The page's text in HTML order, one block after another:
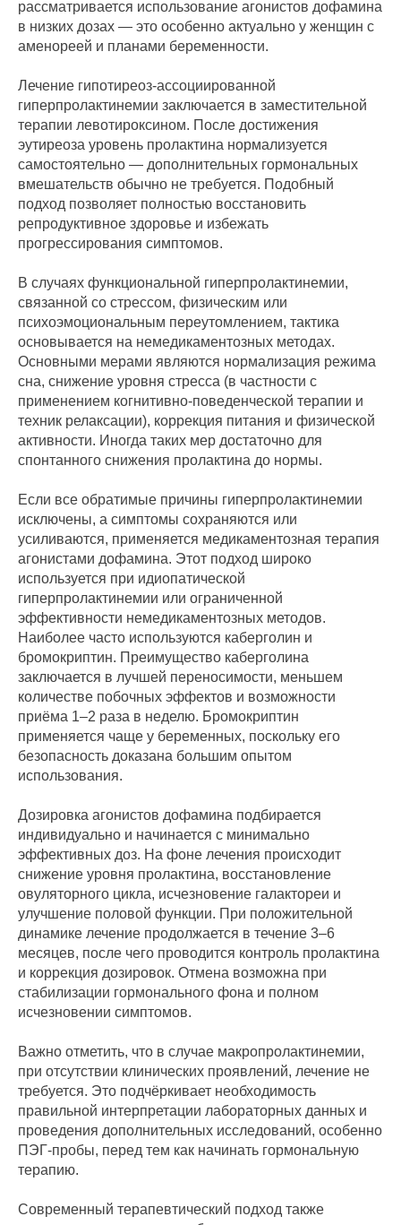
рассматривается использование агонистов дофамина
в низких дозах — это особенно актуально у женщин с
аменореей и планами беременности.
Лечение гипотиреоз-ассоциированной
гиперпролактинемии заключается в заместительной
терапии левотироксином. После достижения
эутиреоза уровень пролактина нормализуется
самостоятельно — дополнительных гормональных
вмешательств обычно не требуется. Подобный
подход позволяет полностью восстановить
репродуктивное здоровье и избежать
прогрессирования симптомов.
В случаях функциональной гиперпролактинемии,
связанной со стрессом, физическим или
психоэмоциональным переутомлением, тактика
основывается на немедикаментозных методах.
Основными мерами являются нормализация режима
сна, снижение уровня стресса (в частности с
применением когнитивно-поведенческой терапии и
техник релаксации), коррекция питания и физической
активности. Иногда таких мер достаточно для
спонтанного снижения пролактина до нормы.
Если все обратимые причины гиперпролактинемии
исключены, а симптомы сохраняются или
усиливаются, применяется медикаментозная терапия
агонистами дофамина. Этот подход широко
используется при идиопатической
гиперпролактинемии или ограниченной
эффективности немедикаментозных методов.
Наиболее часто используются каберголин и
бромокриптин. Преимущество каберголина
заключается в лучшей переносимости, меньшем
количестве побочных эффектов и возможности
приёма 1–2 раза в неделю. Бромокриптин
применяется чаще у беременных, поскольку его
безопасность доказана большим опытом
использования.
Дозировка агонистов дофамина подбирается
индивидуально и начинается с минимально
эффективных доз. На фоне лечения происходит
снижение уровня пролактина, восстановление
овуляторного цикла, исчезновение галактореи и
улучшение половой функции. При положительной
динамике лечение продолжается в течение 3–6
месяцев, после чего проводится контроль пролактина
и коррекция дозировок. Отмена возможна при
стабилизации гормонального фона и полном
исчезновении симптомов.
Важно отметить, что в случае макропролактинемии,
при отсутствии клинических проявлений, лечение не
требуется. Это подчёркивает необходимость
правильной интерпретации лабораторных данных и
проведения дополнительных исследований, особенно
ПЭГ-пробы, перед тем как начинать гормональную
терапию.
Современный терапевтический подход также